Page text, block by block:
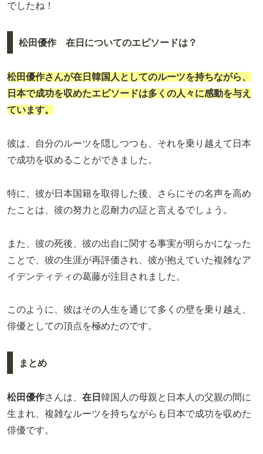
でしたね！
松田優作 在日についてのエピソードは？
松田優作さんが在日 韓国人としてのルーツを持ちながら、
日本で成功を収めたエピソードは多くの人々に感動を与え
ています。
彼は、自分のルーツを隠しつつも、それを乗り越えて日本
で成功を収めることができました。
特に、彼が日本国籍を取得した後、さらにその名声を高め
たことは、彼の努力と忍耐力の証と言えるでしょう。
また、彼の死後、彼の出自に関する事実が明らかになった
ことで、彼の生涯が再評価され、彼が抱えていた複雑なア
イデンティティの葛藤が注目されました。
このように、彼はその人生を通じて多くの壁を乗り越え、
俳優としての頂点を極めたのです。
まとめ
松田優作さんは、 在日 韓国人の母親と日本人の父親の間に
生まれ、複雑なルーツを持ちながらも日本で成功を収めた
俳優です。